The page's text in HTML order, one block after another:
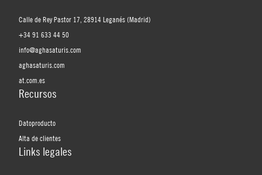
Calle de Rey Pastor 17, 28914 Leganés (Madrid)
+34 91 633 44 50
info@aghasaturis.com
aghasaturis.com
at.com.es
Recursos
Datoproducto
Alta de clientes
Links legales